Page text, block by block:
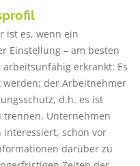
ist es, wenn ein
Einstellung – am besten
erkrankt: Es
der Arbeitnehmer
d.h. es ist
trennen. Unternehmen
schon vor
darüber zu